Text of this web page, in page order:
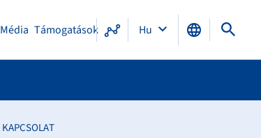
Média Támogatások Hu
KAPCSOLAT